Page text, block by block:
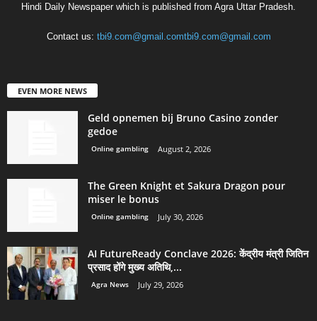
Hindi Daily Newspaper which is published from Agra Uttar Pradesh.
Contact us: tbi9.com@gmail.comtbi9.com@gmail.com
EVEN MORE NEWS
Geld opnemen bij Bruno Casino zonder
gedoe
Online gambling August 2, 2026
The Green Knight et Sakura Dragon pour
miser le bonus
Online gambling July 30, 2026
AI FutureReady Conclave 2026: केंद्रीय मंत्री जितिन
प्रसाद होंगे मुख्य अतिथि,...
Agra News July 29, 2026